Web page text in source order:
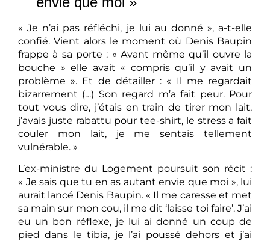
« Je n’ai pas réfléchi, je lui au donné », a-t-elle
confié. Vient alors le moment où Denis Baupin
frappe à sa porte : « Avant même qu’il ouvre la
bouche » elle avait « compris qu’il y avait un
problème ». Et de détailler : « Il me regardait
bizarrement (…) Son regard m’a fait peur. Pour
tout vous dire, j’étais en train de tirer mon lait,
j’avais juste rabattu pour tee-shirt, le stress a fait
couler mon lait, je me sentais tellement
vulnérable. »
L’ex-ministre du Logement poursuit son récit :
« Je sais que tu en as autant envie que moi », lui
aurait lancé Denis Baupin. « Il me caresse et met
sa main sur mon cou, il me dit ‘laisse toi faire’. J’ai
eu un bon réflexe, je lui ai donné un coup de
pied dans le tibia, je l’ai poussé dehors et j’ai